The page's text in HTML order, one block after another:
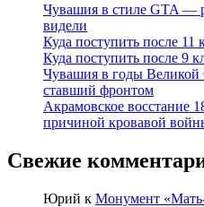
Чувашия в стиле GTA —
видели
Куда поступить после 11
Куда поступить после 9
Чувашия в годы Великой
ставший фронтом
Акрамовское восстание
причиной кровавой
Свежие
Юрий к Монумент